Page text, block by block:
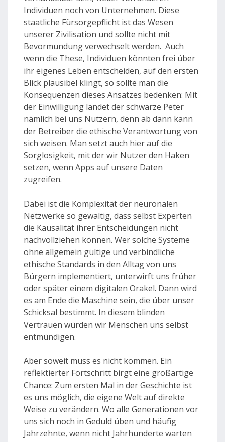
Individuen noch von Unternehmen. Diese
staatliche Fürsorgepflicht ist das Wesen
unserer Zivilisation und sollte nicht mit
Bevormundung verwechselt werden. Auch
wenn die These, Individuen könnten frei über
ihr eigenes Leben entscheiden, auf den ersten
Blick plausibel klingt, so sollte man die
Konsequenzen dieses Ansatzes bedenken: Mit
der Einwilligung landet der schwarze Peter
nämlich bei uns Nutzern, denn ab dann kann
der Betreiber die ethische Verantwortung von
sich weisen. Man setzt auch hier auf die
Sorglosigkeit, mit der wir Nutzer den Haken
setzen, wenn Apps auf unsere Daten
zugreifen.
Dabei ist die Komplexität der neuronalen
Netzwerke so gewaltig, dass selbst Experten
die Kausalität ihrer Entscheidungen nicht
nachvollziehen können. Wer solche Systeme
ohne allgemein gültige und verbindliche
ethische Standards in den Alltag von uns
Bürgern implementiert, unterwirft uns früher
oder später einem digitalen Orakel. Dann wird
es am Ende die Maschine sein, die über unser
Schicksal bestimmt. In diesem blinden
Vertrauen würden wir Menschen uns selbst
entmündigen.
Aber soweit muss es nicht kommen. Ein
reflektierter Fortschritt birgt eine großartige
Chance: Zum ersten Mal in der Geschichte ist
es uns möglich, die eigene Welt auf direkte
Weise zu verändern. Wo alle Generationen vor
uns sich noch in Geduld üben und häufig
Jahrzehnte, wenn nicht Jahrhunderte warten